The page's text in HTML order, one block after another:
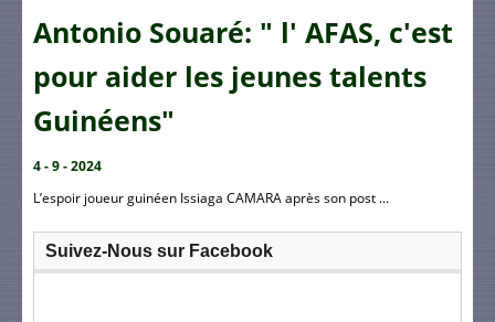
Antonio Souaré: " l' AFAS, c'est
pour aider les jeunes talents
Guinéens"
4 - 9 - 2024
L’espoir joueur guinéen Issiaga CAMARA après son post ...
Suivez-Nous sur Facebook